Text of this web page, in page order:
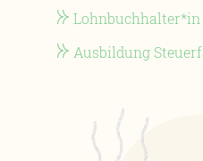
Lohnbuchhalter*in
Ausbildung